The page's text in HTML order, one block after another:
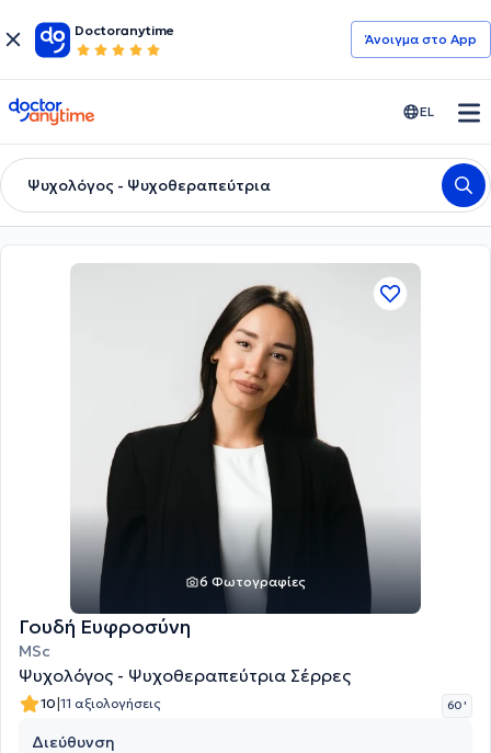
Doctoranytime
Άνοιγμα στο App
doctoranytime EL
Ψυχολόγος - Ψυχοθεραπεύτρια
6 Φωτογραφίες
Γουδή Ευφροσύνη
MSc
Ψυχολόγος - Ψυχοθεραπεύτρια Σέρρες
10|11 αξιολογήσεις 60 '
Διεύθυνση